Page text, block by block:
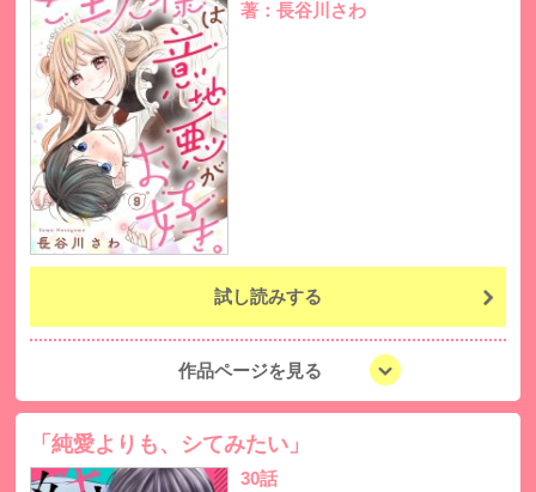
著：長谷川さわ
試し読みする
作品ページを見る
「純愛よりも、シてみたい」
30話